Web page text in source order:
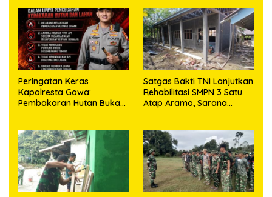
Peringatan Keras
Kapolresta Gowa:
Pembakaran Hutan Bukan
Satgas Bakti TNI Lanjutkan
Rehabilitasi SMPN 3 Satu
Atap Aramo, Sarana